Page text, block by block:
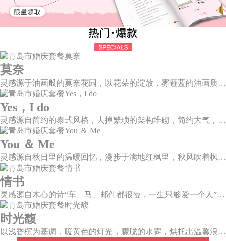
莫奈
灵感源于油画般的莫奈花园，以花朵的绽放，雾霾蓝的油画质感打造，簇拥着花房的精美花艺点缀。在这幽静美好的方寸之地，浪漫正在生长和蔓延，直至永恒。
Yes，I do
灵感源自简约的泰式风格，去掉繁琐的架构堆砌，简约大气，雪山白与玛莎拉红的色彩碰撞，打造一种温馨明亮的感觉。
You ＆ Me
灵感源自秋日里的温暖回忆，漫步于满地红枫里，秋风吹着枫叶飒飒作响，我看着漫天的霞光，脑海里灵感渐渐浮现，希望绘出一场如秋意般温柔的婚礼，将所有的美好定格于此。
情书
灵感源自木心的诗“车、马、邮件都很慢，一生只够爱一个人”。那是一个情书里的年代，见字如面，纸短情长，想为你再写一纸情书，一字一句掂量，把文字写成我思念的模样。
时光馥
以浅香槟为基调，暖黄色的灯光，朦胧的水雾，烘托出温馨浪漫的唯美场景，干净的大型道具布搭配白色香槟色的花艺，让新人和来宾们都能陶醉在幸福梦幻的氛围中。